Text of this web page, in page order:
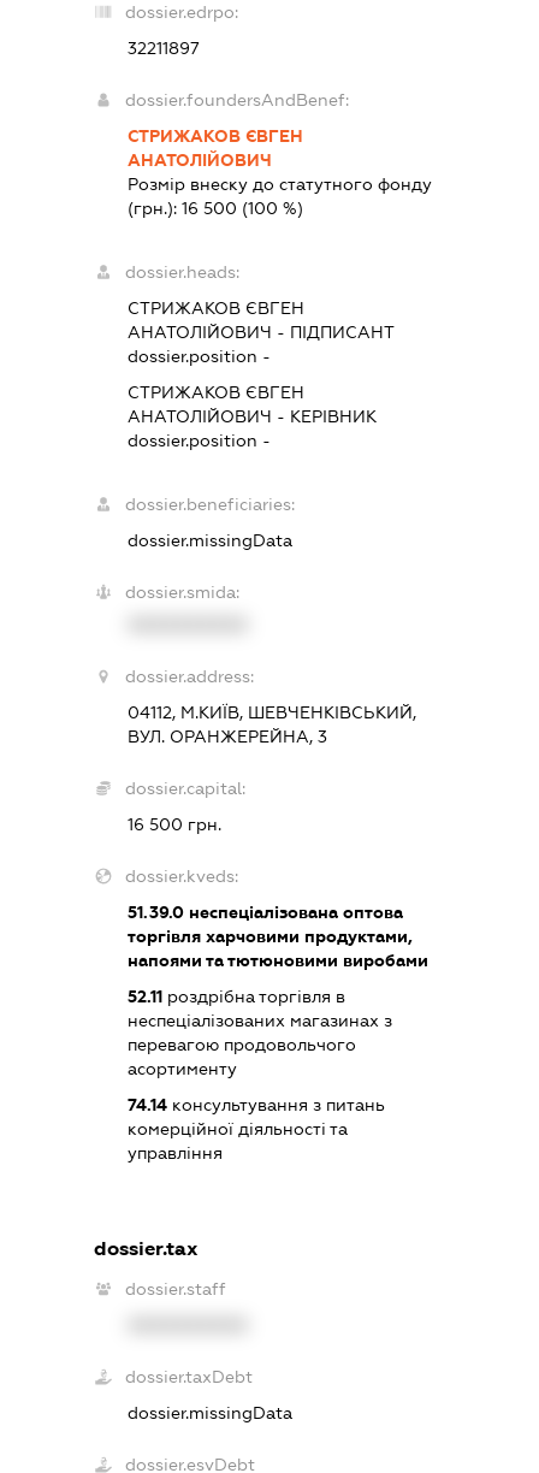
dossier.edrpo:
32211897
dossier.foundersAndBenef:
СТРИЖАКОВ ЄВГЕН
АНАТОЛІЙОВИЧ
Розмір внеску до статутного фонду
(грн.):16 500 (100 %)
dossier.heads:
СТРИЖАКОВ ЄВГЕН
АНАТОЛІЙОВИЧ - ПІДПИСАНТ
dossier.position -
СТРИЖАКОВ ЄВГЕН
АНАТОЛІЙОВИЧ - КЕРІВНИК
dossier.position -
dossier.beneficiaries:
dossier.missingData
dossier.smida:
dossier.address:
04112, М.КИЇВ, ШЕВЧЕНКІВСЬКИЙ,
ВУЛ. ОРАНЖЕРЕЙНА, 3
dossier.capital:
16 500 грн.
dossier.kveds:
51.39.0 неспеціалізована оптова
торгівля харчовими продуктами,
напоями та тютюновими виробами
52.11 роздрібна торгівля в
неспеціалізованих магазинах з
перевагою продовольчого
асортименту
74.14 консультування з питань
комерційної діяльності та
управління
dossier.tax
dossier.staff
dossier.taxDebt
dossier.missingData
dossier.esvDebt